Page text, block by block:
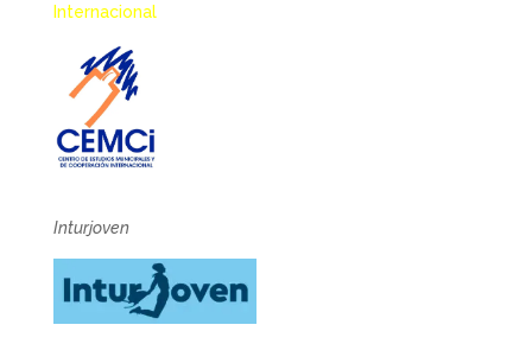
Internacional
Inturjoven